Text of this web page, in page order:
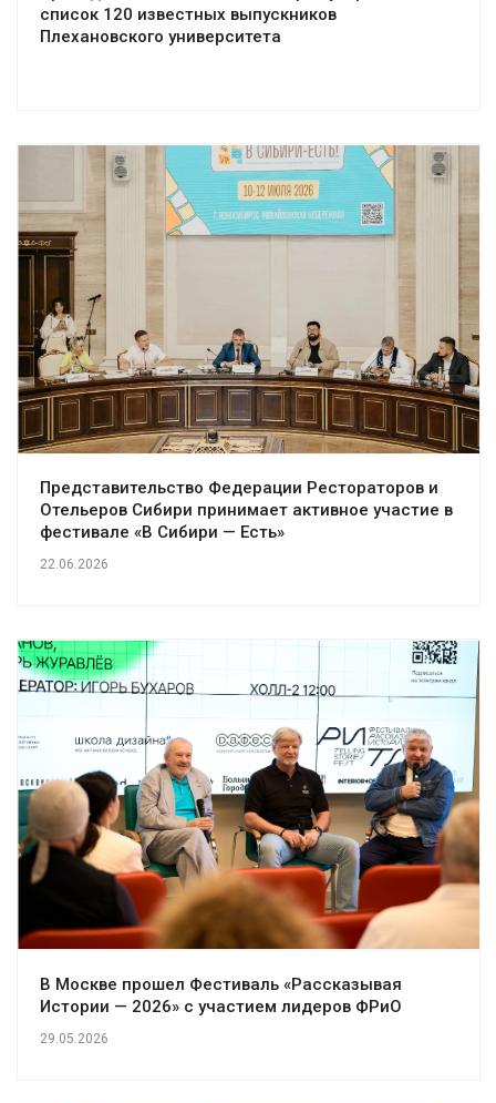
список 120 известных выпускников
Плехановского университета
Представительство Федерации Рестораторов и
Отельеров Сибири принимает активное участие в
фестивале «В Сибири — Есть»
22.06.2026
В Москве прошел Фестиваль «Рассказывая
Истории — 2026» с участием лидеров ФРиО
29.05.2026